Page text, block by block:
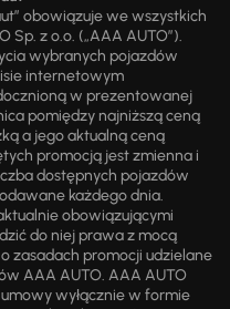
obowiązuje we wszystkich
z o.o. („AAA AUTO”).
wybranych pojazdów
internetowym
w prezentowanej
pomiędzy najniższą ceną
a jego aktualną ceną
promocją jest zmienna i
dostępnych pojazdów
każdego dnia.
obowiązującymi
do niej prawa z mocą
zasadach promocji udzielane
AAA AUTO. AAA AUTO
wyłącznie w formie